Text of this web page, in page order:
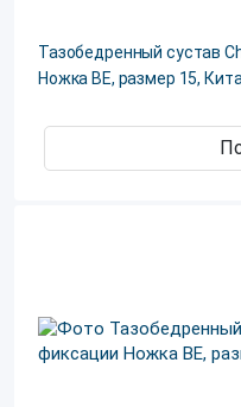
Тазобедренный сустав
Ножка ВЕ, размер 15,